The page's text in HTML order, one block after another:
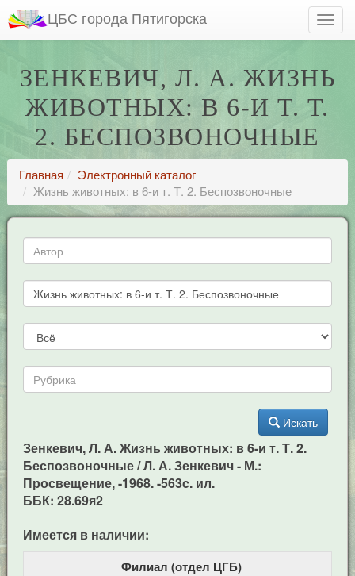
ЦБС города Пятигорска
ЗЕНКЕВИЧ, Л. А. ЖИЗНЬ
ЖИВОТНЫХ: В 6-И Т. Т.
2. БЕСПОЗВОНОЧНЫЕ
Главная
Электронный каталог
Жизнь животных: в 6-и т. Т. 2. Беспозвоночные
Искать
Зенкевич, Л. А. Жизнь животных: в 6-и т. Т. 2.
Беспозвоночные / Л. А. Зенкевич - М.:
Просвещение, -1968. -563c. ил.
ББК: 28.69я2
Имеется в наличии:
Филиал (отдел ЦГБ)